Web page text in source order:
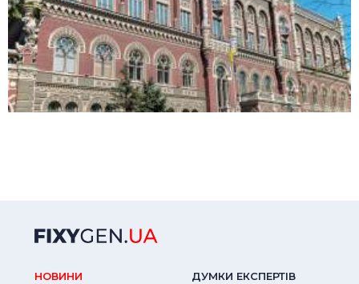
НОВИНИ ДУМКИ ЕКСПЕРТIВ